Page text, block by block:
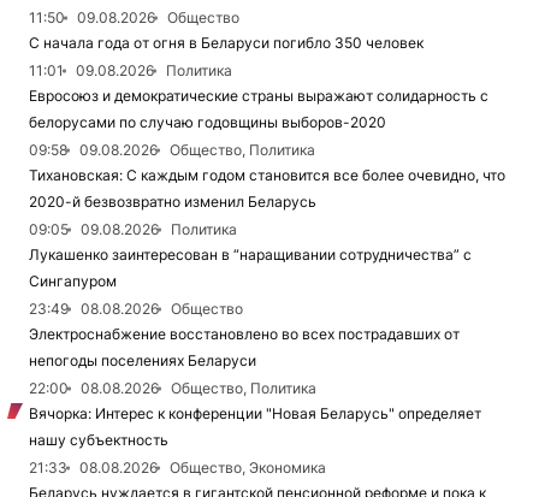
11:50
09.08.2026
Общество
С начала года от огня в Беларуси погибло 350 человек
11:01
09.08.2026
Политика
Евросоюз и демократические страны выражают солидарность с
белорусами по случаю годовщины выборов-2020
09:58
09.08.2026
Общество, Политика
Тихановская: С каждым годом становится все более очевидно, что
2020-й безвозвратно изменил Беларусь
09:05
09.08.2026
Политика
Лукашенко заинтересован в “наращивании сотрудничества” с
Сингапуром
23:49
08.08.2026
Общество
Электроснабжение восстановлено во всех пострадавших от
непогоды поселениях Беларуси
22:00
08.08.2026
Общество, Политика
Вячорка: Интерес к конференции "Новая Беларусь" определяет
нашу субъектность
21:33
08.08.2026
Общество, Экономика
Беларусь нуждается в гигантской пенсионной реформе и пока к